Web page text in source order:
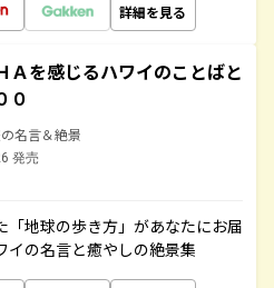
詳細を見る
Ａを感じるハワイのことばと
０
名言＆絶景
発売
地球の歩き方」があなたにお届
イの名言と癒やしの絶景集